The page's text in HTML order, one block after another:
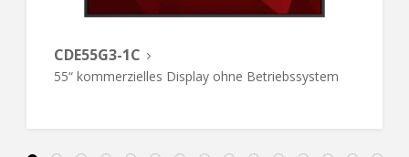
CDE55G3-1C
55“ kommerzielles Display ohne Betriebssystem